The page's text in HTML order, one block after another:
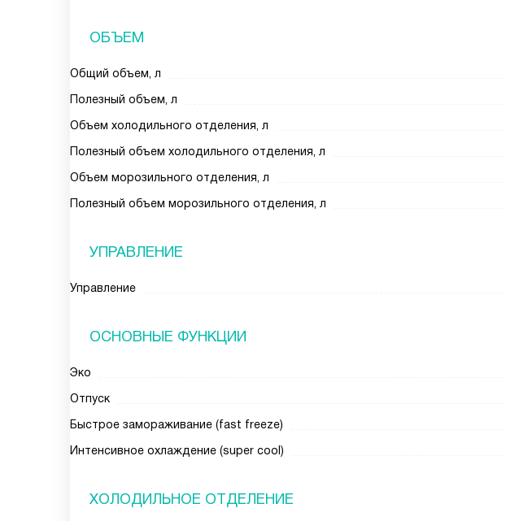
ОБЪЕМ
Общий объем, л
Полезный объем, л
Объем холодильного отделения, л
Полезный объем холодильного отделения, л
Объем морозильного отделения, л
Полезный объем морозильного отделения, л
УПРАВЛЕНИЕ
Управление
ОСНОВНЫЕ ФУНКЦИИ
Эко
Отпуск
Быстрое замораживание (fast freeze)
Интенсивное охлаждение (super cool)
ХОЛОДИЛЬНОЕ ОТДЕЛЕНИЕ